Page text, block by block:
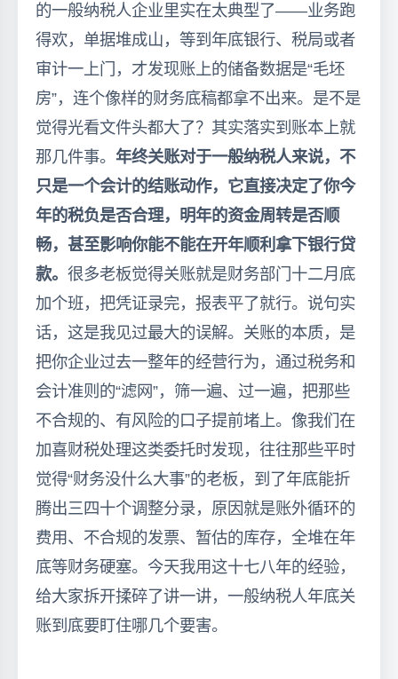
的一般纳税人企业里实在太典型了——业务跑
得欢，单据堆成山，等到年底银行、税局或者
审计一上门，才发现账上的储备数据是“毛坯
房”，连个像样的财务底稿都拿不出来。是不是
觉得光看文件头都大了？其实落实到账本上就
那几件事。 年终关账对于一般纳税人来说，不
只是一个会计的结账动作，它直接决定了你今
年的税负是否合理，明年的资金周转是否顺
畅，甚至影响你能不能在开年顺利拿下银行贷
款。 很多老板觉得关账就是财务部门十二月底
加个班，把凭证录完，报表平了就行。说句实
话，这是我见过最大的误解。关账的本质，是
把你企业过去一整年的经营行为，通过税务和
会计准则的“滤网”，筛一遍、过一遍，把那些
不合规的、有风险的口子提前堵上。像我们在
加喜财税处理这类委托时发现，往往那些平时
觉得“财务没什么大事”的老板，到了年底能折
腾出三四十个调整分录，原因就是账外循环的
费用、不合规的发票、暂估的库存，全堆在年
底等财务硬塞。今天我用这十七八年的经验，
给大家拆开揉碎了讲一讲，一般纳税人年底关
账到底要盯住哪几个要害。